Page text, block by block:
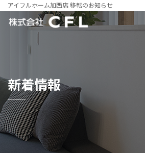
アイフルホーム加西店 移転のお知らせ
新着情報